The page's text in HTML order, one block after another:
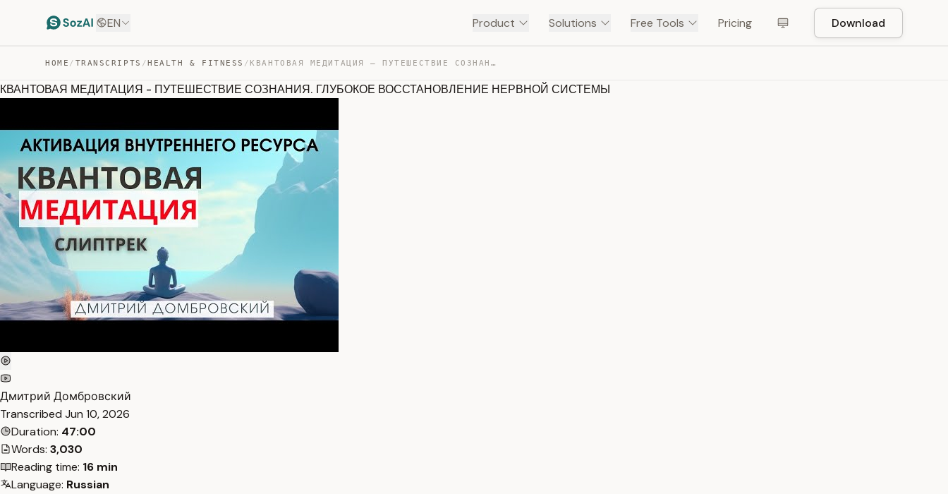
EN Product Solutions Free Tools Pricing Download
HOME / TRANSCRIPTS /HEALTH & FITNESS / КВАНТОВАЯ МЕДИТАЦИЯ – ПУТЕШЕСТВИЕ СОЗНАНИЯ. ГЛУБОКОЕ ВО… — TRANSCRIPT
КВАНТОВАЯ МЕДИТАЦИЯ - ПУТЕШЕСТВИЕ СОЗНАНИЯ. ГЛУБОКОЕ ВОССТАНОВЛЕНИЕ НЕРВНОЙ СИСТЕМЫ
Дмитрий Домбровский
Transcribed Jun 10, 2026
Duration: 47:00
Words: 3,030
Reading time: 16 min
Language: Russian